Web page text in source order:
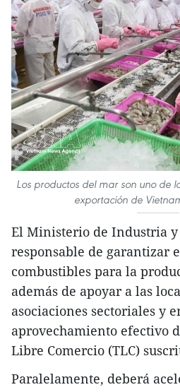
Los productos del mar son uno de
exportación de
El Ministerio de Industria y
responsable de garantizar
combustibles para la
además de apoyar a las
asociaciones sectoriales y
aprovechamiento efectivo
Libre Comercio (TLC)
Paralelamente, deberá